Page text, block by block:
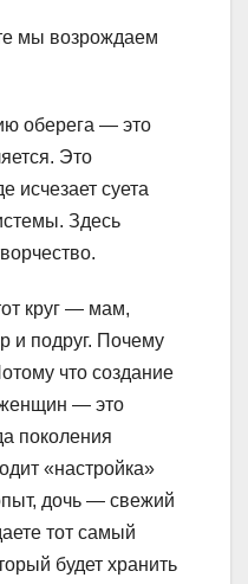
мы возрождаем
оберега — это
Это
исчезает суета
Здесь
круг — мам,
и подруг. Почему
что создание
женщин — это
поколения
«настройка»
дочь — свежий
тот самый
будет хранить